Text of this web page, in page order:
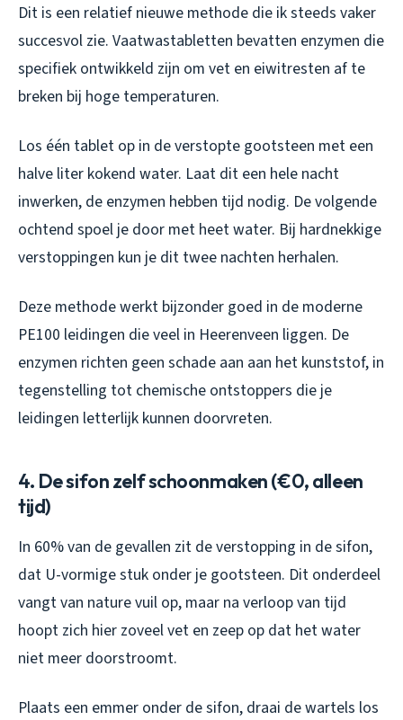
Dit is een relatief nieuwe methode die ik steeds vaker
succesvol zie. Vaatwastabletten bevatten enzymen die
specifiek ontwikkeld zijn om vet en eiwitresten af te
breken bij hoge temperaturen.
Los één tablet op in de verstopte gootsteen met een
halve liter kokend water. Laat dit een hele nacht
inwerken, de enzymen hebben tijd nodig. De volgende
ochtend spoel je door met heet water. Bij hardnekkige
verstoppingen kun je dit twee nachten herhalen.
Deze methode werkt bijzonder goed in de moderne
PE100 leidingen die veel in Heerenveen liggen. De
enzymen richten geen schade aan aan het kunststof, in
tegenstelling tot chemische ontstoppers die je
leidingen letterlijk kunnen doorvreten.
4. De sifon zelf schoonmaken (€0, alleen
tijd)
In 60% van de gevallen zit de verstopping in de sifon,
dat U-vormige stuk onder je gootsteen. Dit onderdeel
vangt van nature vuil op, maar na verloop van tijd
hoopt zich hier zoveel vet en zeep op dat het water
niet meer doorstroomt.
Plaats een emmer onder de sifon, draai de wartels los